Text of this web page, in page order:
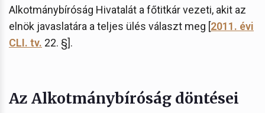
Alkotmánybíróság Hivatalát a főtitkár vezeti, akit az
elnök javaslatára a teljes ülés választ meg [2011. évi
CLI. tv. 22. §].
Az Alkotmánybíróság döntései